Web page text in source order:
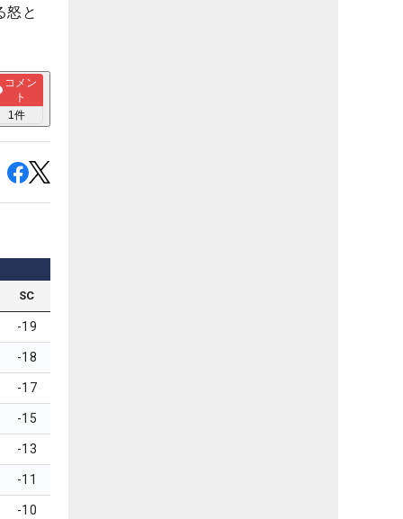
怒と
コメン
ト
1件
SC
-19
-18
-17
-15
-13
-11
-10